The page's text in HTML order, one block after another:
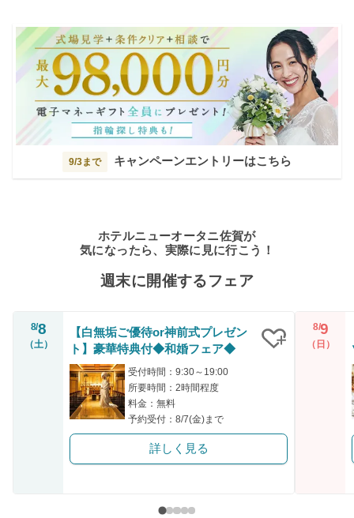
9/3まで キャンペーンエントリーはこちら
ホテルニューオータニ佐賀が
気になったら、実際に見に行こう！
週末に開催するフェア
8/8
（土）
【白無垢ご優待or神前式プレゼン
ト】豪華特典付◆和婚フェア◆
受付時間：9:30～19:00
所要時間：2時間程度
料金：無料
予約受付：8/7(金)まで
詳しく見る
8/9
（日）